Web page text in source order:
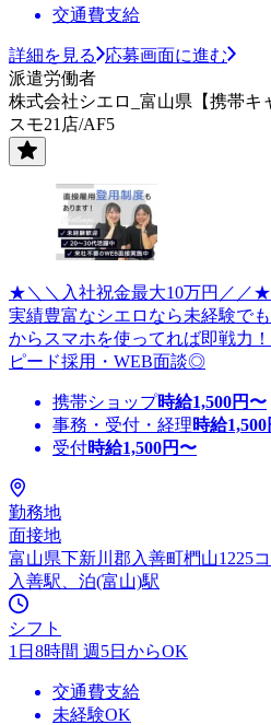
交通費支給
詳細を見る
応募画面に進む
派遣労働者
株式会社シエロ_富山県【携帯キ
スモ21店/AF5
★＼＼入社祝金最大10万円／／
実績豊富なシエロなら未経験で
からスマホを使ってれば即戦力
ピード採用・WEB面談◎
携帯ショップ時給1,500円〜
事務・受付・経理時給1,500
受付時給1,500円〜
勤務地
面接地
富山県下新川郡入善町椚山1225
入善駅、泊(富山)駅
シフト
1日8時間 週5日からOK
交通費支給
未経験OK